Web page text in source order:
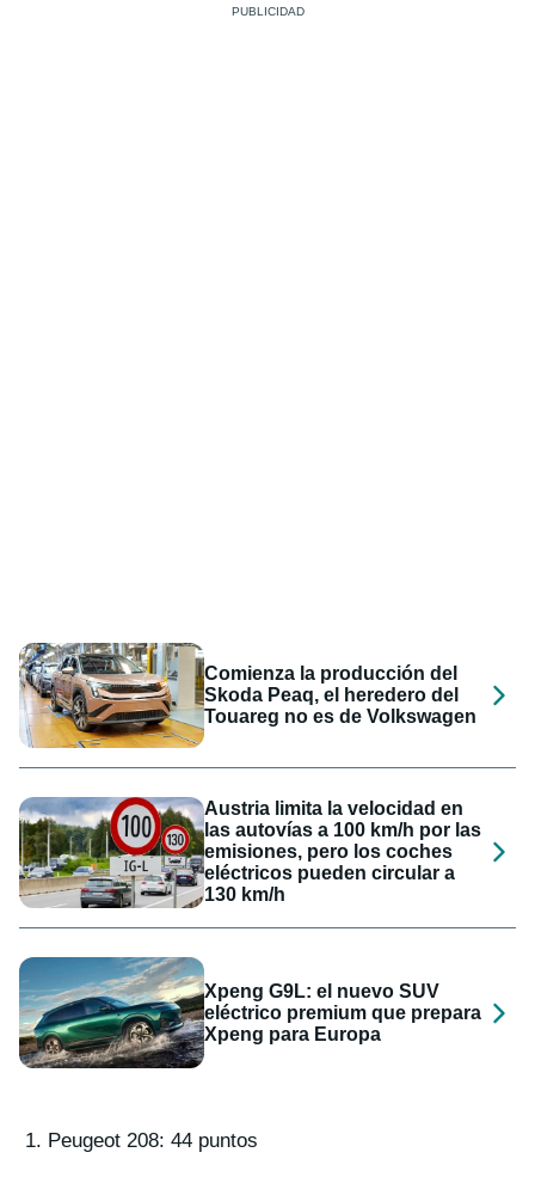
Comienza la producción del
Skoda Peaq, el heredero del
Touareg no es de Volkswagen
Austria limita la velocidad en
las autovías a 100 km/h por las
emisiones, pero los coches
eléctricos pueden circular a
130 km/h
Xpeng G9L: el nuevo SUV
eléctrico premium que prepara
Xpeng para Europa
Peugeot 208: 44 puntos